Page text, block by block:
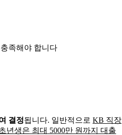
족해야 합니다
결정됩니다. 일반적으로 KB 직장
년생은 최대 5000만 원까지 대출